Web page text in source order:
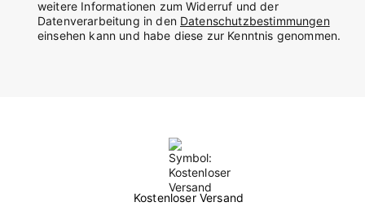
weitere Informationen zum Widerruf und der
Datenverarbeitung in den Datenschutzbestimmungen
einsehen kann und habe diese zur Kenntnis genommen.
Kostenloser Versand